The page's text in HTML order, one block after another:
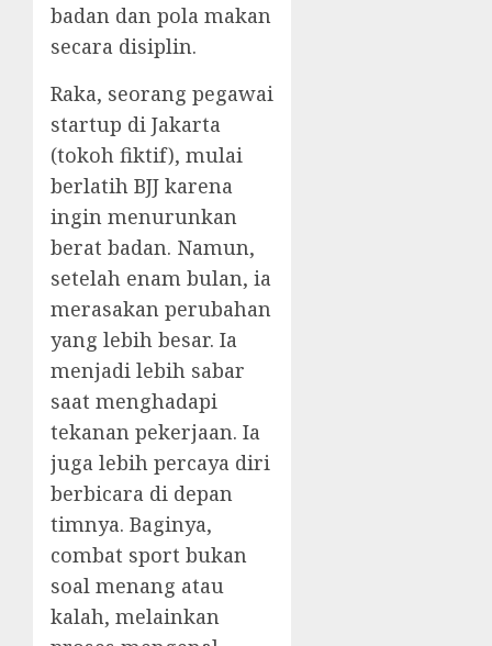
badan dan pola makan
secara disiplin.
Raka, seorang pegawai
startup di Jakarta
(tokoh fiktif), mulai
berlatih BJJ karena
ingin menurunkan
berat badan. Namun,
setelah enam bulan, ia
merasakan perubahan
yang lebih besar. Ia
menjadi lebih sabar
saat menghadapi
tekanan pekerjaan. Ia
juga lebih percaya diri
berbicara di depan
timnya. Baginya,
combat sport bukan
soal menang atau
kalah, melainkan